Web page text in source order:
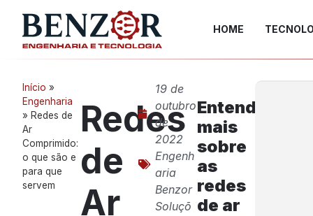
HOME
Início »
Engenharia
» Redes de
Ar
Comprimido:
o que são e
para que
servem
Redes
de
Ar
19 de
outubro
de
2022
Engenh
aria
Benzor
Soluçõ
Entenda
mais
sobre
as
redes
de ar